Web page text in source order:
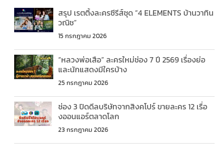
สรุป เรตติ้งละครซีรีส์ชุด “4 ELEMENTS บ้านวาทิน
วณิช”
15 กรกฎาคม 2026
“หลวงพ่อเสือ” ละครใหม่ช่อง 7 ปี 2569 เรื่องย่อ
และนักแสดงมีใครบ้าง
25 กรกฎาคม 2026
ช่อง 3 ปิดดีลบริษัทจากสิงคโปร์ ขายละคร 12 เรื่อ
งออนแอร์ตลาดโลก
23 กรกฎาคม 2026